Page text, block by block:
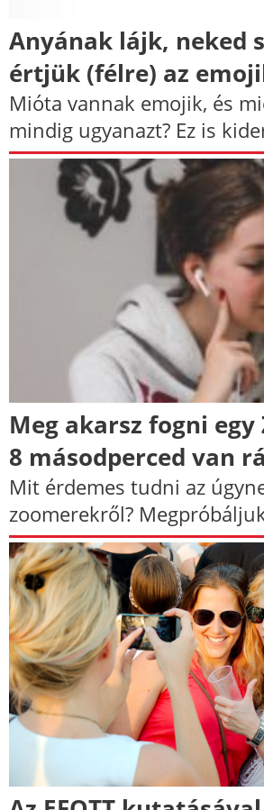
Anyának lájk, neked
értjük (félre) az
Mióta vannak emojik, és
mindig ugyanazt? Ez is
Meg akarsz fogni egy
8 másodperced van
Mit érdemes tudni az
zoomerekről?